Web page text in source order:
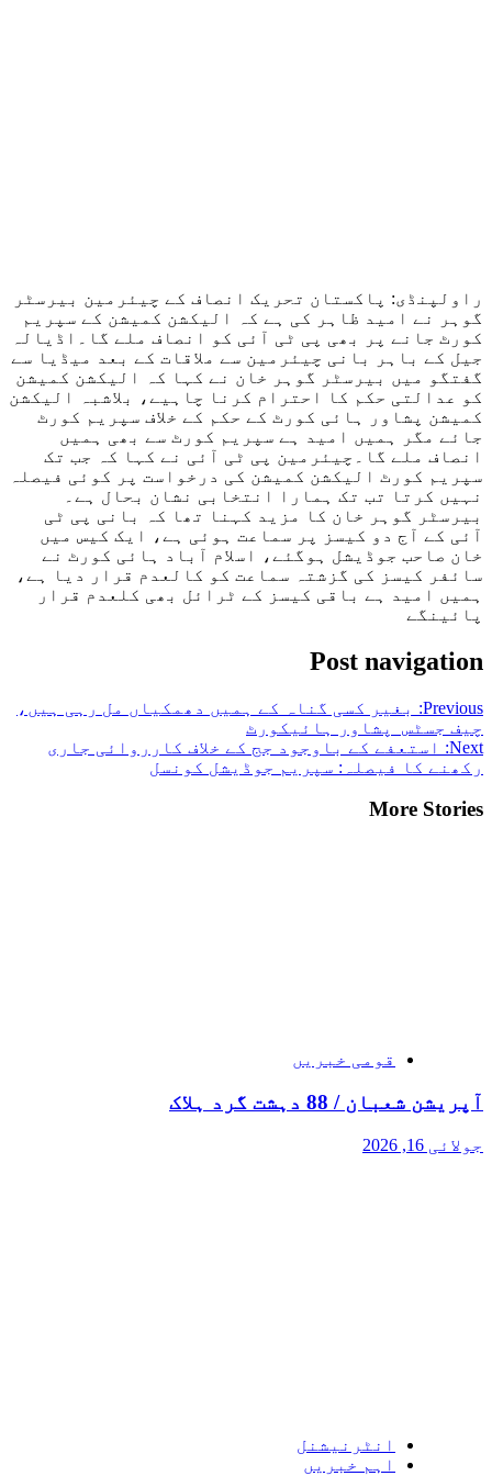
راولپنڈی: پاکستان تحریک انصاف کے چیئرمین بیرسٹر
گوہر نے امید ظاہر کی ہے کہ الیکشن کمیشن کے سپریم
کورٹ جانے پر بھی پی ٹی آئی کو انصاف ملے گا۔اڈیالہ
جیل کے باہر بانی چیئرمین سے ملاقات کے بعد میڈیا سے
گفتگو میں بیرسٹر گوہر خان نے کہا کہ الیکشن کمیشن
کو عدالتی حکم کا احترام کرنا چاہیے، بلاشبہ الیکشن
کمیشن پشاور ہائی کورٹ کے حکم کے خلاف سپریم کورٹ
جائے مگر ہمیں امید ہے سپریم کورٹ سے بھی ہمیں
انصاف ملے گا۔چیئرمین پی ٹی آئی نے کہا کہ جب تک
سپریم کورٹ الیکشن کمیشن کی درخواست پر کوئی فیصلہ
نہیں کرتا تب تک ہمارا انتخابی نشان بحال ہے۔
بیرسٹر گوہر خان کا مزید کہنا تھا کہ بانی پی ٹی
آئی کے آج دو کیسز پر سماعت ہوئی ہے، ایک کیس میں
خان صاحب جوڈیشل ہوگئے، اسلام آباد ہائی کورٹ نے
سائفر کیسز کی گزشتہ سماعت کو کالعدم قرار دیا ہے،
ہمیں امید ہے باقی کیسز کے ٹرائل بھی کلعدم قرار
پائینگے
Post navigation
Previous:
بغیر کسی گناہ کے ہمیں دھمکیاں مل رہی ہیں،
چیف جسٹس پشاور ہائیکورٹ
Next:
استعفے کے باوجود جج کے خلاف کارروائی جاری
رکھنے کا فیصلہ: سپریم جوڈیشل کونسل
More Stories
قومی خبریں
آپریشن شعبان / 88 دہشت گرد ہلاک
جولائی 16, 2026
انٹرنیشنل
اہم خبریں